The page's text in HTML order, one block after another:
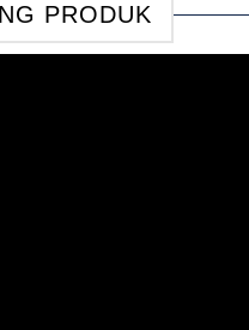
PRODUK